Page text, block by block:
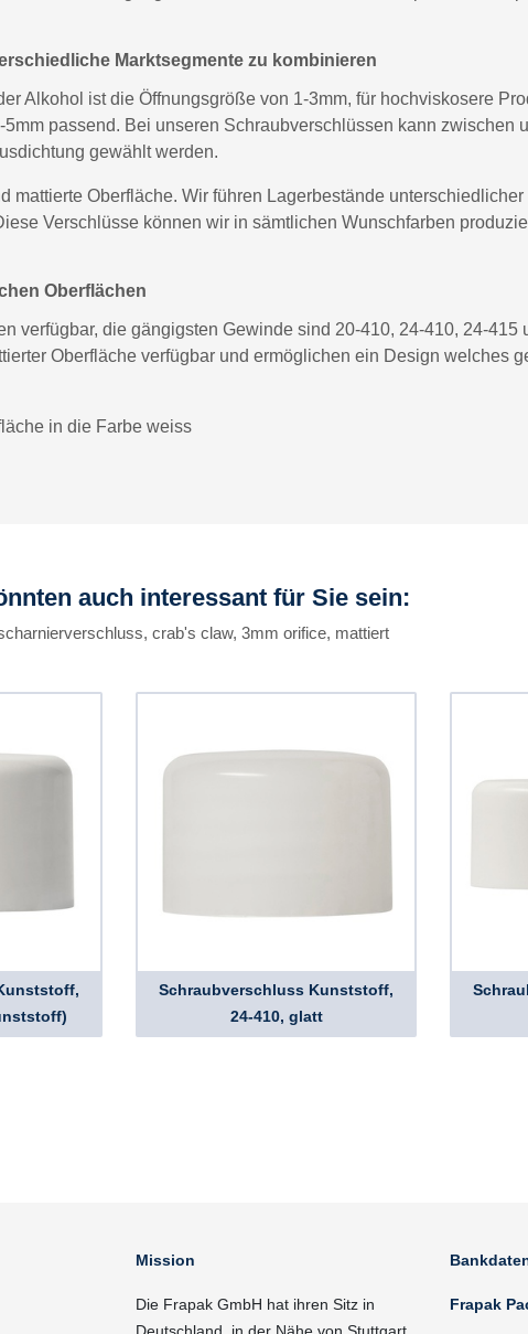
Marktsegmente zu kombinieren
Alkohol ist die Öffnungsgröße von 1-3mm, für hochviskosere
passend. Bei unseren Schraubverschlüssen kann zwischen
gewählt werden.
mattierte Oberfläche. Wir führen Lagerbestände
Verschlüsse können wir in sämtlichen Wunschfarben
Oberflächen
verfügbar, die gängigsten Gewinde sind 20-410, 24-410, 24-415
Oberfläche verfügbar und ermöglichen ein Design welches
in die Farbe weiss
auch interessant für Sie sein:
crab's claw, 3mm orifice, mattiert
Schraubverschluss Kunststoff,
24-410, glatt
Mission
Die Frapak GmbH hat ihren Sitz in
Frapak